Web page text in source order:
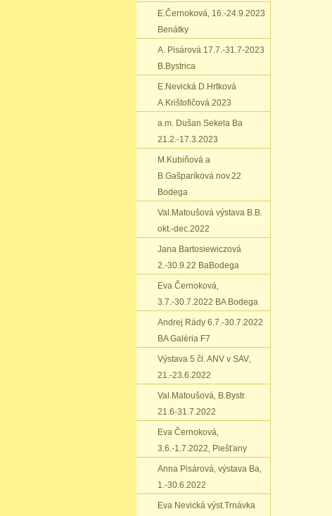
E.Černoková‚ 16.-24.9.2023
Benátky
A. Pisárová 17.7.-31.7-2023
B.Bystrica
E.Nevická D.Hrtková
A.Krištofičová 2023
a.m. Dušan Sekela Ba
21.2.-17.3.2023
M.Kubiňová a
B.Gašparíková nov.22
Bodega
Val.Matoušová výstava B.B.
okt.-dec.2022
Jana Bartosiewiczová
2.-30.9.22 BaBodega
Eva Černoková‚
3.7.-30.7.2022 BA Bodega
Andrej Rády 6.7.-30.7.2022
BA Galéria F7
Výstava 5 čl. ANV v SAV‚
21.-23.6.2022
Val.Matoušová‚ B.Bystr.
21.6-31.7.2022
Eva Černoková‚
3.6.-1.7.2022‚ Piešťany
Anna Pisárová‚ výstava Ba‚
1.-30.6.2022
Eva Nevická výst.Trnávka